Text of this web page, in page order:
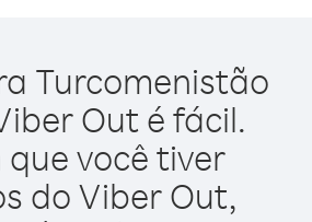
Turcomenistão
Out é fácil.
que você tiver
do Viber Out,